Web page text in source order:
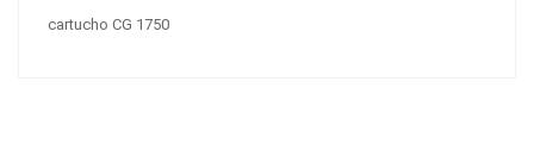
cartucho CG 1750